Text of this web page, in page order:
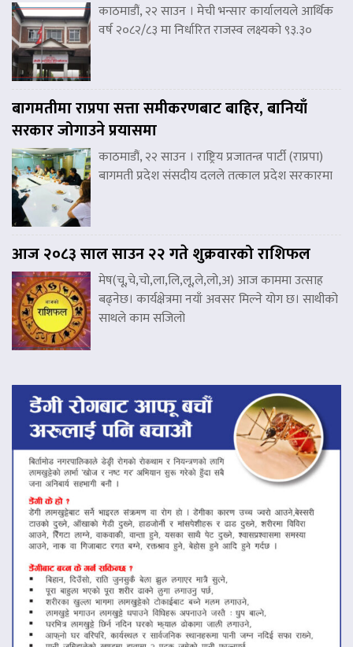
काठमाडौं, २२ साउन । मेची भन्सार कार्यालयले आर्थिक
वर्ष २०८२/८३ मा निर्धारित राजस्व लक्ष्यको ९३.३०
बागमतीमा राप्रपा सत्ता समीकरणबाट बाहिर, बानियाँ
सरकार जोगाउने प्रयासमा
काठमाडौं, २२ साउन । राष्ट्रिय प्रजातन्त्र पार्टी (राप्रपा)
बागमती प्रदेश संसदीय दलले तत्काल प्रदेश सरकारमा
आज २०८३ साल साउन २२ गते शुक्रवारको राशिफल
मेष(चू,चे,चो,ला,लि,लू,ले,लो,अ) आज काममा उत्साह
बढ्नेछ। कार्यक्षेत्रमा नयाँ अवसर मिल्ने योग छ। साथीको
साथले काम सजिलो